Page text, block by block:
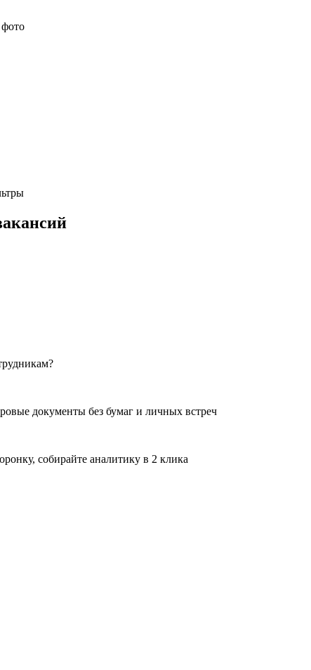
документы без бумаг и личных встреч
собирайте аналитику в 2 клика